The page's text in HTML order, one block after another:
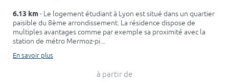
6.13 km- Le logement étudiant à Lyon est situé dans un quartier
paisible du 8ème arrondissement. La résidence dispose de
multiples avantages comme par exemple sa proximité avec la
station de métro Mermoz-pi...
En savoir plus
à partir de